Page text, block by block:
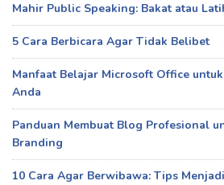
Mahir Public Speaking: Bakat atau
5 Cara Berbicara Agar Tidak Belibet
Manfaat Belajar Microsoft Office
Anda
Panduan Membuat Blog Profesional
Branding
10 Cara Agar Berwibawa: Tips